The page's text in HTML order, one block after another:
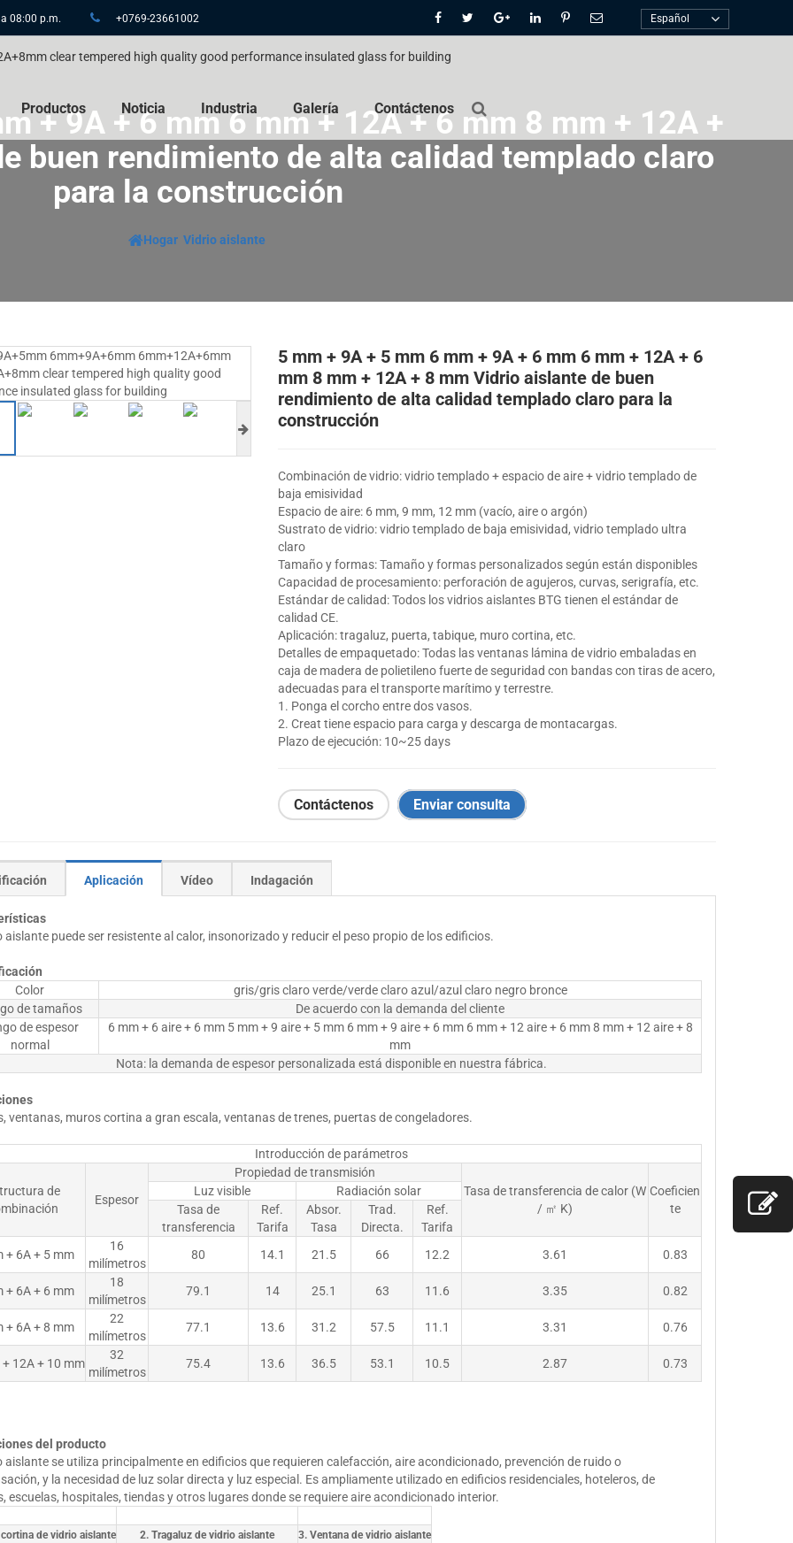
08:00 p.m. +0769-23661002 Español
Productos Noticia Industria Galería Contáctenos
+ 9A + 6 mm 6 mm + 12A + 6 mm 8 mm + 12A +
buen rendimiento de alta calidad templado claro
para la construcción
Hogar Vidrio aislante
5 mm + 9A + 5 mm 6 mm + 9A + 6 mm 6 mm + 12A + 6
mm 8 mm + 12A + 8 mm Vidrio aislante de buen
rendimiento de alta calidad templado claro para la
construcción
Combinación de vidrio: vidrio templado + espacio de aire + vidrio templado de
baja emisividad
Espacio de aire: 6 mm, 9 mm, 12 mm (vacío, aire o argón)
Sustrato de vidrio: vidrio templado de baja emisividad, vidrio templado ultra
claro
Tamaño y formas: Tamaño y formas personalizados según están disponibles
Capacidad de procesamiento: perforación de agujeros, curvas, serigrafía, etc.
Estándar de calidad: Todos los vidrios aislantes BTG tienen el estándar de
calidad CE.
Aplicación: tragaluz, puerta, tabique, muro cortina, etc.
Detalles de empaquetado: Todas las ventanas lámina de vidrio embaladas en
caja de madera de polietileno fuerte de seguridad con bandas con tiras de acero,
adecuadas para el transporte marítimo y terrestre.
1. Ponga el corcho entre dos vasos.
2. Creat tiene espacio para carga y descarga de montacargas.
Plazo de ejecución: 10~25 days
Contáctenos Enviar consulta
Aplicación Vídeo Indagación
aislante puede ser resistente al calor, insonorizado y reducir el peso propio de los edificios.
Color
gris/gris claro verde/verde claro azul/azul claro negro bronce
de tamaños
De acuerdo con la demanda del cliente
de espesor
normal
6 mm + 6 aire + 6 mm 5 mm + 9 aire + 5 mm 6 mm + 9 aire + 6 mm 6 mm + 12 aire + 6 mm 8 mm + 12 aire + 8
mm
Nota: la demanda de espesor personalizada está disponible en nuestra fábrica.
ventanas, muros cortina a gran escala, ventanas de trenes, puertas de congeladores.
Introducción de parámetros
de
Espesor
Propiedad de transmisión
Tasa de transferencia de calor (W
/ ㎡ K)
Coeficien
te
Luz visible
Radiación solar
Tasa de
transferencia
Ref.
Tarifa
Absor.
Tasa
Trad.
Directa.
Ref.
Tarifa
+ 6A + 5 mm
16
milímetros
80 14.1 21.5 66 12.2 3.61 0.83
+ 6A + 6 mm
18
milímetros
79.1 14 25.1 63 11.6 3.35 0.82
+ 6A + 8 mm
22
milímetros
77.1 13.6 31.2 57.5 11.1 3.31 0.76
12A + 10 mm
32
milímetros
75.4 13.6 36.5 53.1 10.5 2.87 0.73
del producto
aislante se utiliza principalmente en edificios que requieren calefacción, aire acondicionado, prevención de ruido o
y la necesidad de luz solar directa y luz especial. Es ampliamente utilizado en edificios residenciales, hoteleros, de
escuelas, hospitales, tiendas y otros lugares donde se requiere aire acondicionado interior.
de vidrio aislante 2. Tragaluz de vidrio aislante 3. Ventana de vidrio aislante